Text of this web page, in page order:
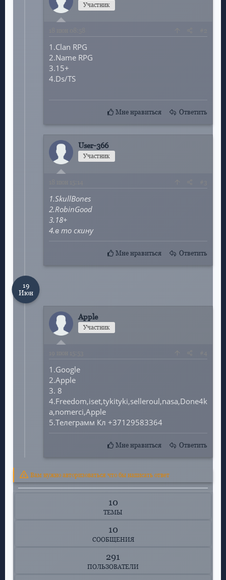
Участник
1.Clan RPG
2.Name RPG
3.15+
4.Ds/TS
Мне нравиться Ответить
User-366
Участник
1.SkullBones
2.RobinGood
3.18+
4.в то скину
Мне нравиться Ответить
19
Июн
Apple
Участник
1.Google
2.Apple
3. 8
4.Freedom,iset,tykityki,selleroul,nasa,Done4k
a,nomerci,Apple
5.Телеграмм Кл +37129583364
Мне нравиться Ответить
Вам нужно авторизоваться что бы написать ответ
10
ТЕМЫ
10
СООБЩЕНИЯ
291
ПОЛЬЗОВАТЕЛИ